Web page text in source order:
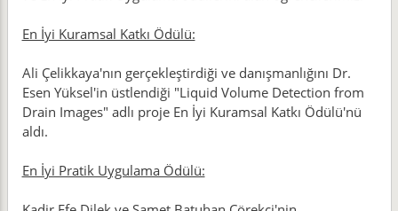
En İyi Kuramsal Katkı Ödülü:
Ali Çelikkaya'nın gerçekleştirdiği ve danışmanlığını Dr.
Esen Yüksel'in üstlendiği "Liquid Volume Detection from
Drain Images" adlı proje En İyi Kuramsal Katkı Ödülü'nü
aldı.
En İyi Pratik Uygulama Ödülü: